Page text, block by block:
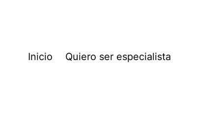
Inicio Quiero ser especialista